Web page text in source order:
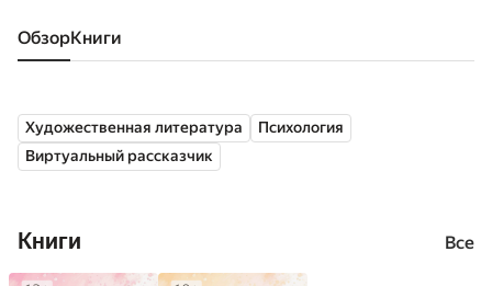
Обзор книги
Художественная литература
Психология
Виртуальный рассказчик
Книги Все